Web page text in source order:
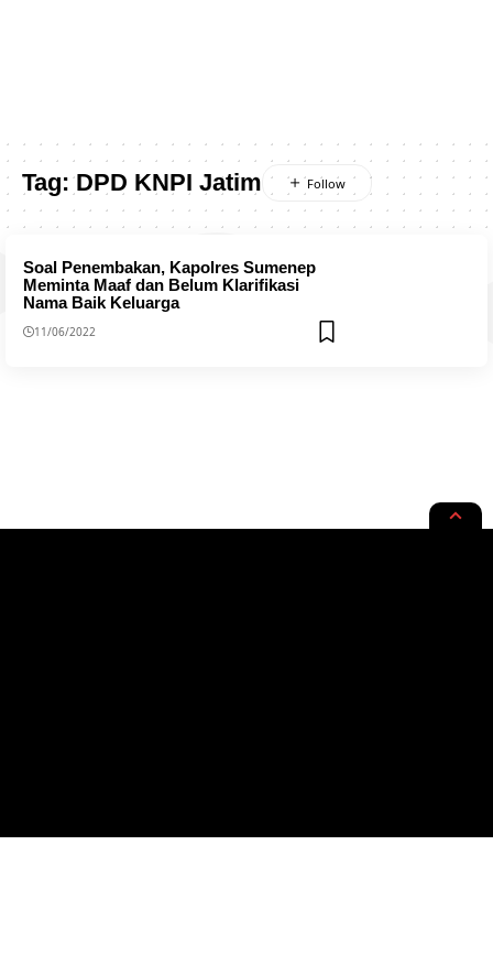
Tag:DPD KNPI Jatim
Soal Penembakan, Kapolres Sumenep
Meminta Maaf dan Belum Klarifikasi
Nama Baik Keluarga
11/06/2022